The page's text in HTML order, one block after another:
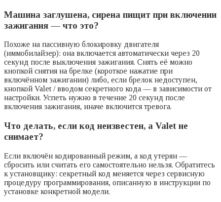
Машина заглушена, сирена пищит при включении
зажигания — что это?
Похоже на пассивную блокировку двигателя
(иммобилайзер): она включается автоматически через 20
секунд после выключения зажигания. Снять её можно
кнопкой снятия на брелке (короткое нажатие при
включённом зажигании) либо, если брелок недоступен,
кнопкой Valet / вводом секретного кода — в зависимости от
настройки. Успеть нужно в течение 20 секунд после
включения зажигания, иначе включится тревога.
Что делать, если код неизвестен, а Valet не
снимает?
Если включён кодированный режим, а код утерян —
сбросить или считать его самостоятельно нельзя. Обратитесь
к установщику: секретный код меняется через сервисную
процедуру программирования, описанную в инструкции по
установке конкретной модели.